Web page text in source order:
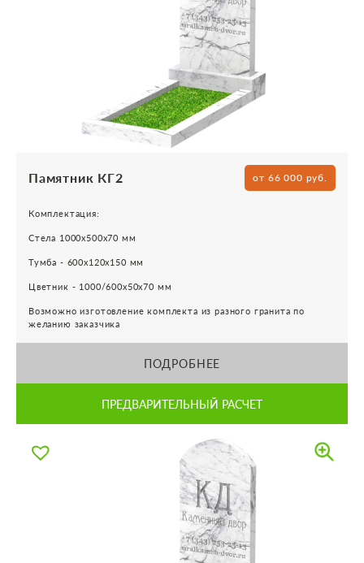
Памятник КГ2 от 66 000 руб.
Комплектация:
Стела 1000х500х70 мм
Тумба - 600х120х150 мм
Цветник - 1000/600х50х70 мм
Возможно изготовление комплекта из разного гранита по
желанию заказчика
ПОДРОБНЕЕ
ПРЕДВАРИТЕЛЬНЫЙ РАСЧЕТ